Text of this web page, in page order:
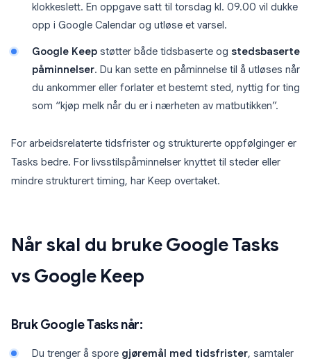
klokkeslett. En oppgave satt til torsdag kl. 09.00 vil dukke
opp i Google Calendar og utløse et varsel.
Google Keep støtter både tidsbaserte og stedsbaserte
påminnelser. Du kan sette en påminnelse til å utløses når
du ankommer eller forlater et bestemt sted, nyttig for ting
som “kjøp melk når du er i nærheten av matbutikken”.
For arbeidsrelaterte tidsfrister og strukturerte oppfølginger er
Tasks bedre. For livsstilspåminnelser knyttet til steder eller
mindre strukturert timing, har Keep overtaket.
Når skal du bruke Google Tasks
vs Google Keep
Bruk Google Tasks når:
Du trenger å spore gjøremål med tidsfrister, samtaler